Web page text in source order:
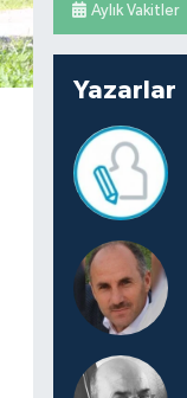
Aylık Vakitler
Yazarlar